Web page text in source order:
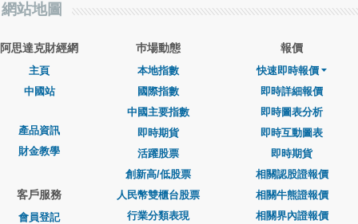
網站地圖
阿思達克財經網
主頁
中國站
產品資訊
財金教學
客戶服務
會員登記
巿場動態
本地指數
國際指數
中國主要指數
即時期貨
活躍股票
創新高/低股票
人民幣雙櫃台股票
行業分類表現
報價
快速即時報價
即時詳細報價
即時圖表分析
即時互動圖表
即時期貨
相關認股證報價
相關牛熊證報價
相關界內證報價